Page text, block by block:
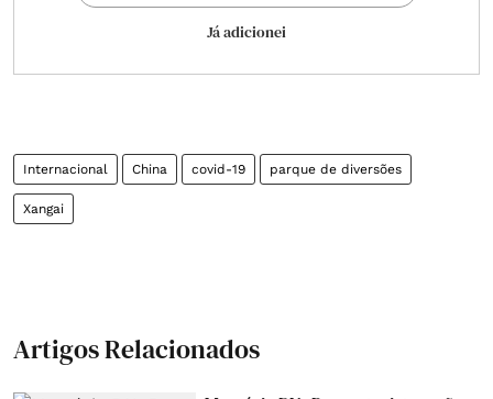
Já adicionei
Internacional China covid-19 parque de diversões
Xangai
Artigos Relacionados